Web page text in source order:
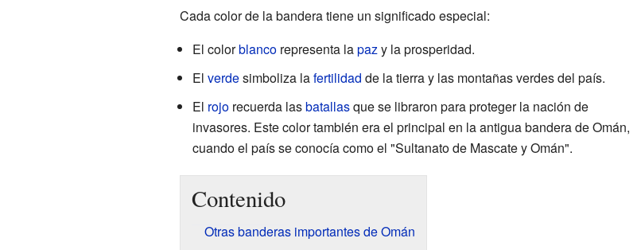
Cada color de la bandera tiene un significado especial:
El colorblancorepresenta lapazy la prosperidad.
El verdesimboliza lafertilidad de la tierra y las montañas verdes del país.
El rojorecuerda lasbatallasque se libraron para proteger la nación de
invasores. Este color también era el principal en la antigua bandera de Omán,
cuando el país se conocía como el "Sultanato de Mascate y Omán".
Contenido
Otras banderas importantes de Omán